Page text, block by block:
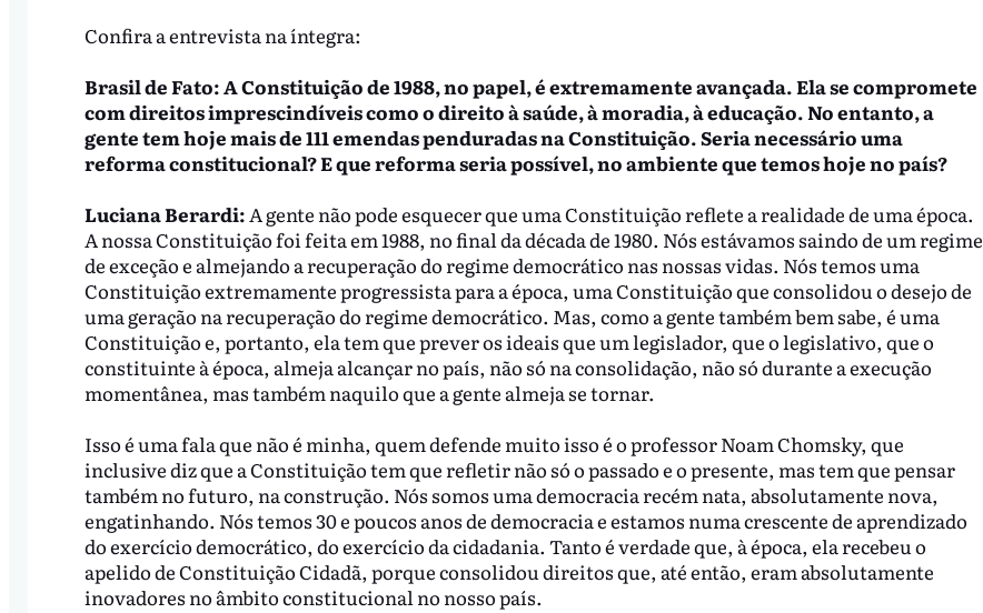
Confira a entrevista na íntegra:
Brasil de Fato: A Constituição de 1988, no papel, é extremamente avançada. Ela se compromete
com direitos imprescindíveis como o direito à saúde, à moradia, à educação. No entanto, a
gente tem hoje mais de 111 emendas penduradas na Constituição. Seria necessário uma
reforma constitucional? E que reforma seria possível, no ambiente que temos hoje no país?
Luciana Berardi:A gente não pode esquecer que uma Constituição reflete a realidade de uma época.
A nossa Constituição foi feita em 1988, no final da década de 1980. Nós estávamos saindo de um regime
de exceção e almejando a recuperação do regime democrático nas nossas vidas. Nós temos uma
Constituição extremamente progressista para a época, uma Constituição que consolidou o desejo de
uma geração na recuperação do regime democrático. Mas, como a gente também bem sabe, é uma
Constituição e, portanto, ela tem que prever os ideais que um legislador, que o legislativo, que o
constituinte à época, almeja alcançar no país, não só na consolidação, não só durante a execução
momentânea, mas também naquilo que a gente almeja se tornar.
Isso é uma fala que não é minha, quem defende muito isso é o professor Noam Chomsky, que
inclusive diz que a Constituição tem que refletir não só o passado e o presente, mas tem que pensar
também no futuro, na construção. Nós somos uma democracia recém nata, absolutamente nova,
engatinhando. Nós temos 30 e poucos anos de democracia e estamos numa crescente de aprendizado
do exercício democrático, do exercício da cidadania. Tanto é verdade que, à época, ela recebeu o
apelido de Constituição Cidadã, porque consolidou direitos que, até então, eram absolutamente
inovadores no âmbito constitucional no nosso país.